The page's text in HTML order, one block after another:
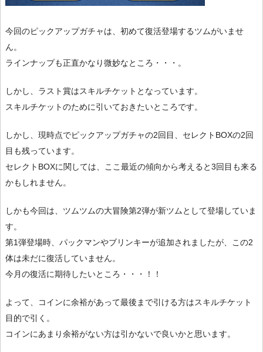
今回のピックアップガチャは、初めて復活登場するツムがいませ
ん。
ラインナップも正直かなり微妙なところ・・・。
しかし、ラスト賞はスキルチケットとなっています。
スキルチケットのために引いておきたいところです。
しかし、現時点でピックアップガチャの2回目、セレクトBOXの2回
目も残っています。
セレクトBOXに関しては、ここ最近の傾向から考えると3回目も来る
かもしれません。
しかも今回は、ツムツムの大冒険第2弾が新ツムとして登場していま
す。
第1弾登場時、パックマンやブリンキーが追加されましたが、この2
体は未だに復活していません。
今月の復活に期待したいところ・・・！！
よって、コインに余裕があって最後まで引ける方はスキルチケット
目的で引く。
コインにあまり余裕がない方は引かないで良いかと思います。